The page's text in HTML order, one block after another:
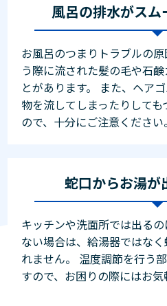
風呂の排水がスム
お風呂のつまりトラブルの
う際に流された髪の毛や石
とがあります。 また、ヘア
物を流してしまったりして
ので、十分にご注意ください。
蛇口からお湯が
キッチンや洗面所では出る
ない場合は、給湯器ではな
れません。 温度調節を行う
すので、お困りの際にはお気